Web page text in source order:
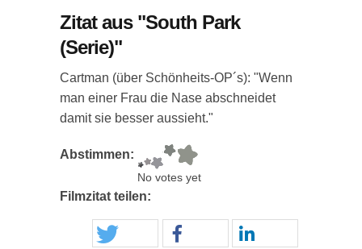
Zitat aus "South Park
(Serie)"
Cartman (über Schönheits-OP´s): "Wenn
man einer Frau die Nase abschneidet
damit sie besser aussieht."
Abstimmen:
No votes yet
Filmzitat teilen: